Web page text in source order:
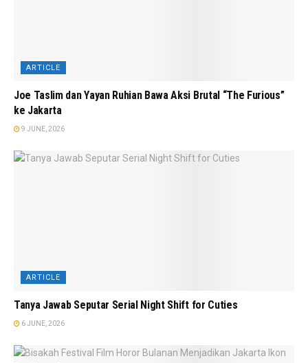
ARTICLE
Joe Taslim dan Yayan Ruhian Bawa Aksi Brutal “The Furious”
ke Jakarta
9 JUNE, 2026
ARTICLE
Tanya Jawab Seputar Serial Night Shift for Cuties
6 JUNE, 2026